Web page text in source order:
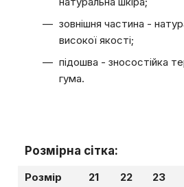
зовнішня частина -
високої якості;
підошва - зносостійка
гума.
Розмірна сітка:
Розмір 21 22 23